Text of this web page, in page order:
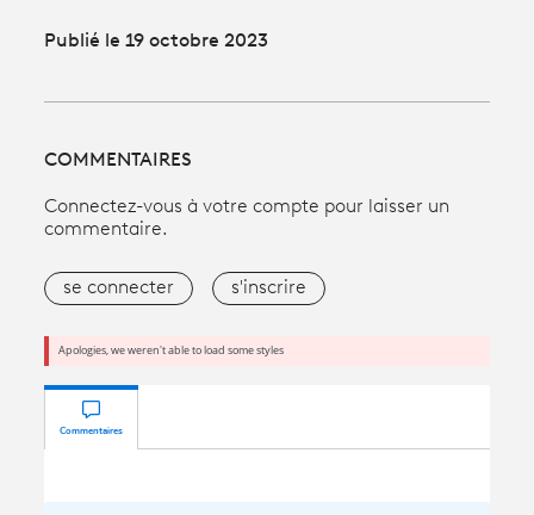
Publié le 19 octobre 2023
COMMENTAIRES
Connectez-vous à votre compte pour laisser un
commentaire.
se connecter s'inscrire